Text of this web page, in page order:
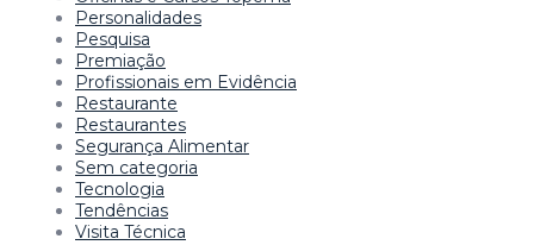
Personalidades
Pesquisa
Premiação
Profissionais em Evidência
Restaurante
Restaurantes
Segurança Alimentar
Sem categoria
Tecnologia
Tendências
Visita Técnica